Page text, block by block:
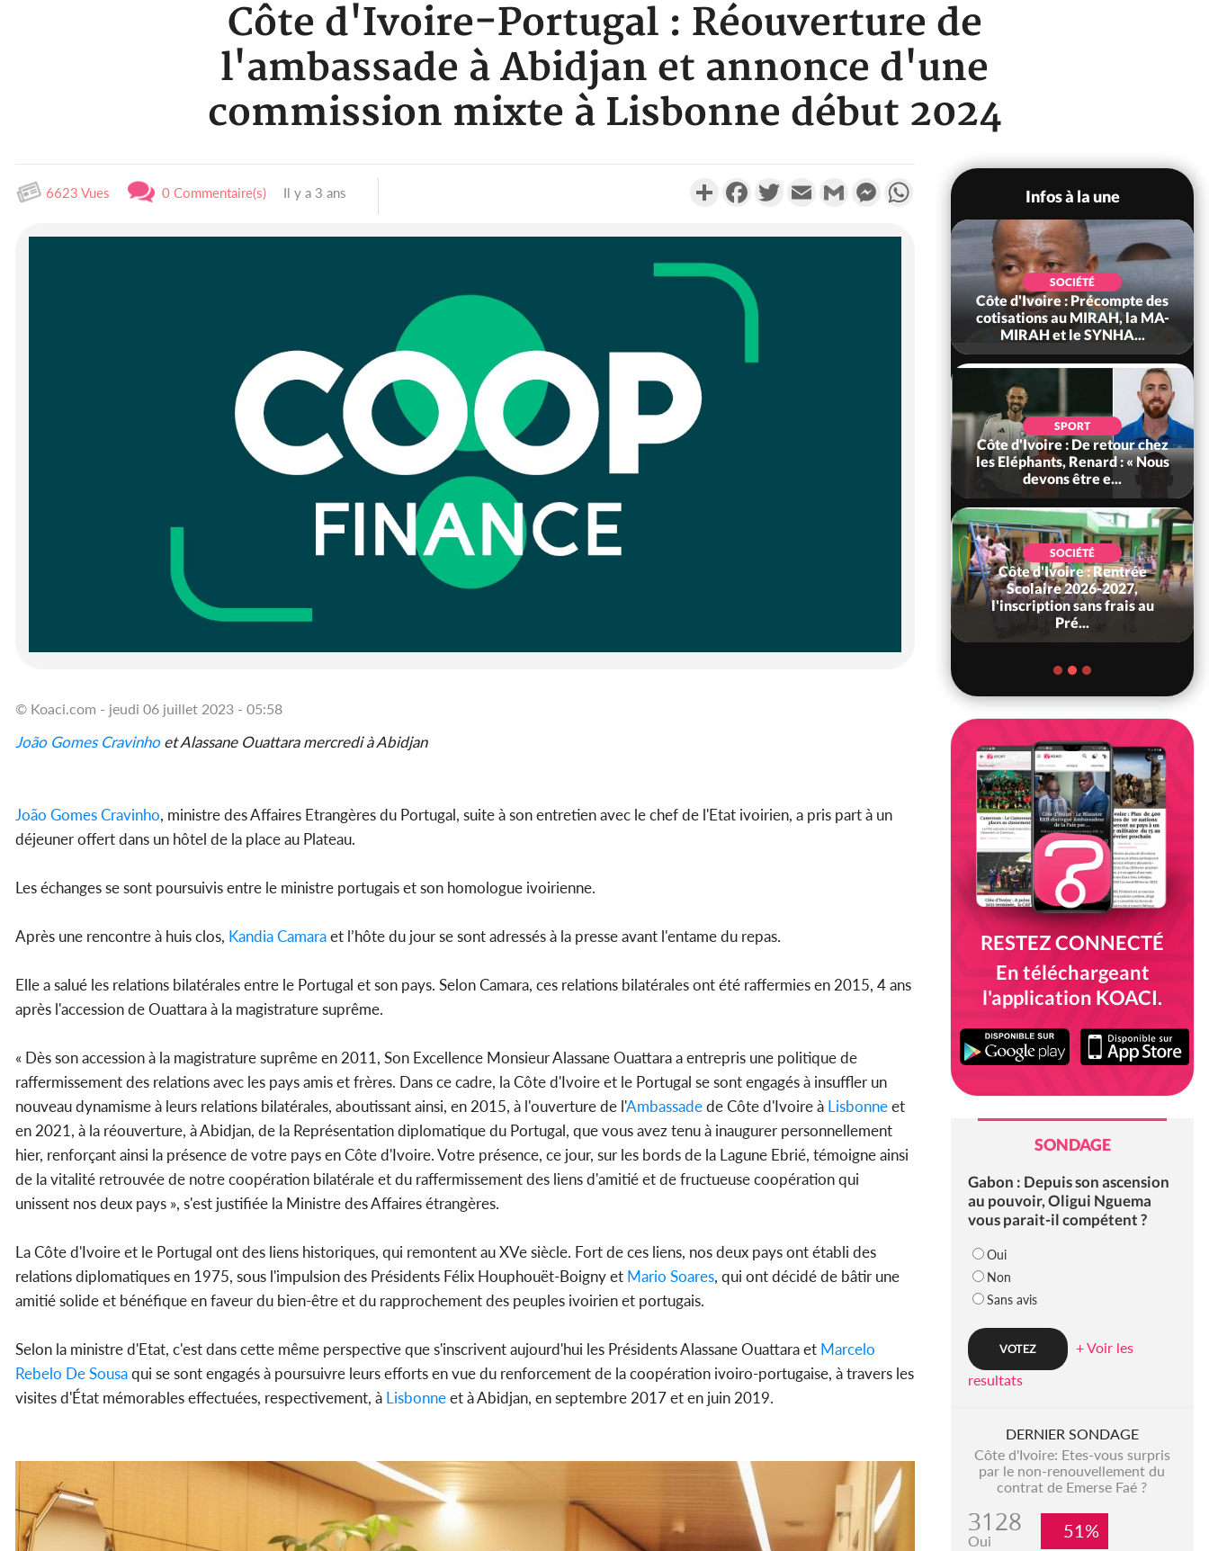
Côte d'Ivoire-Portugal : Réouverture de
l'ambassade à Abidjan et annonce d'une
commission mixte à Lisbonne début 2024
6623 Vues 0 Commentaire(s) Il y a 3 ans PartagerFacebookTwitterEmail Gmail MessengerWhatsApp
© Koaci.com - jeudi 06 juillet 2023 - 05:58
João Gomes Cravinhoet Alassane Ouattara mercredi à Abidjan
João Gomes Cravinho, ministre des Affaires Etrangères du Portugal, suite à son entretien avec le chef de l'Etat ivoirien, a pris part à un
déjeuner offert dans un hôtel de la place au Plateau.
Les échanges se sont poursuivis entre le ministre portugais et son homologue ivoirienne.
Après une rencontre à huis clos, Kandia Camaraet l’hôte du jour se sont adressés à la presse avant l'entame du repas.
Elle a salué les relations bilatérales entre le Portugal et son pays. Selon Camara, ces relations bilatérales ont été raffermies en 2015, 4 ans
après l'accession de Ouattara à la magistrature suprême.
« Dès son accession à la magistrature suprême en 2011, Son Excellence Monsieur Alassane Ouattara a entrepris une politique de
raffermissement des relations avec les pays amis et frères. Dans ce cadre, la Côte d'Ivoire et le Portugal se sont engagés à insuffler un
nouveau dynamisme à leurs relations bilatérales, aboutissant ainsi, en 2015, à l'ouverture de l'Ambassadede Côte d'Ivoire à Lisbonneet
en 2021, à la réouverture, à Abidjan, de la Représentation diplomatique du Portugal, que vous avez tenu à inaugurer personnellement
hier, renforçant ainsi la présence de votre pays en Côte d'Ivoire. Votre présence, ce jour, sur les bords de la Lagune Ebrié, témoigne ainsi
de la vitalité retrouvée de notre coopération bilatérale et du raffermissement des liens d'amitié et de fructueuse coopération qui
unissent nos deux pays », s'est justifiée la Ministre des Affaires étrangères.
La Côte d'Ivoire et le Portugal ont des liens historiques, qui remontent au XVe siècle. Fort de ces liens, nos deux pays ont établi des
relations diplomatiques en 1975, sous l'impulsion des Présidents Félix Houphouët-Boigny et Mario Soares, qui ont décidé de bâtir une
amitié solide et bénéfique en faveur du bien-être et du rapprochement des peuples ivoirien et portugais.
Selon la ministre d'Etat, c'est dans cette même perspective que s'inscrivent aujourd'hui les Présidents Alassane Ouattara et Marcelo
Rebelo De Sousaqui se sont engagés à poursuivre leurs efforts en vue du renforcement de la coopération ivoiro-portugaise, à travers les
visites d'État mémorables effectuées, respectivement, à Lisbonneet à Abidjan, en septembre 2017 et en juin 2019.
Infos à la une
l'Indépendance, les Forces de
SOCIÉTÉ
Côte d'Ivoire : Précompte des
cotisations au MIRAH, la MA-
MIRAH et le SYNHA...
SPORT
Côte d'Ivoire : De retour chez
les Eléphants, Renard : « Nous
devons être e...
SOCIÉTÉ
Côte d'Ivoire : Rentrée
Scolaire 2026-2027,
l'inscription sans frais au
Pré...
RESTEZ CONNECTÉ
En téléchargeant
l'application KOACI.
SONDAGE
Gabon : Depuis son ascension
au pouvoir, Oligui Nguema
vous parait-il compétent ?
Oui
Non
Sans avis
+ Voir les
resultats
DERNIER SONDAGE
Côte d'Ivoire: Etes-vous surpris
par le non-renouvellement du
contrat de Emerse Faé ?
3128
Oui 51%